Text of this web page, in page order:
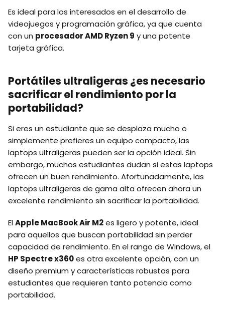
Es ideal para los interesados en el desarrollo de
videojuegos y programación gráfica, ya que cuenta
con un procesador AMD Ryzen 9 y una potente
tarjeta gráfica.
Portátiles ultraligeras ¿es necesario
sacrificar el rendimiento por la
portabilidad?
Si eres un estudiante que se desplaza mucho o
simplemente prefieres un equipo compacto, las
laptops ultraligeras pueden ser la opción ideal. Sin
embargo, muchos estudiantes dudan si estas laptops
ofrecen un buen rendimiento. Afortunadamente, las
laptops ultraligeras de gama alta ofrecen ahora un
excelente rendimiento sin sacrificar la portabilidad.
ElApple MacBook Air M2es ligero y potente, ideal
para aquellos que buscan portabilidad sin perder
capacidad de rendimiento. En el rango de Windows, el
HP Spectre x360es otra excelente opción, con un
diseño premium y características robustas para
estudiantes que requieren tanto potencia como
portabilidad.